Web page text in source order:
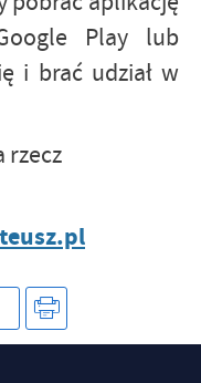
Play lub
i brać udział w
rzecz